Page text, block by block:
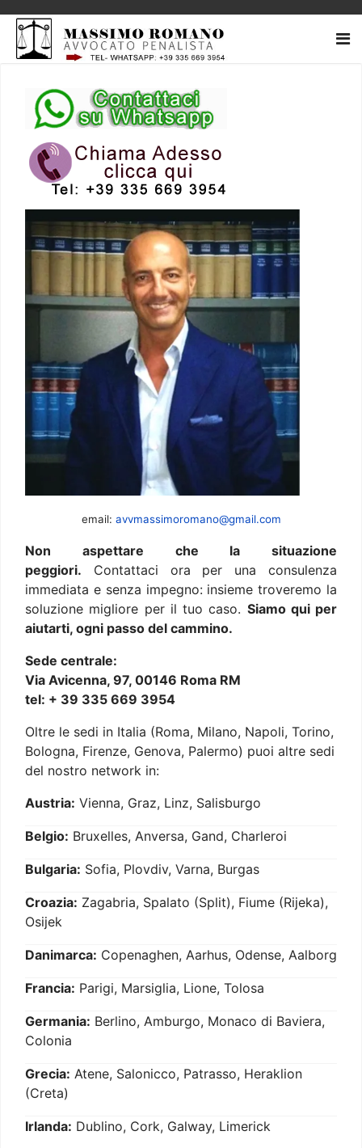
email: avvmassimoromano@gmail.com
Non aspettare che la situazione
peggiori. Contattaci ora per una consulenza
immediata e senza impegno: insieme troveremo la
soluzione migliore per il tuo caso. Siamo qui per
aiutarti, ogni passo del cammino.
Sede centrale:
Via Avicenna, 97, 00146 Roma RM
tel: + 39 335 669 3954
Oltre le sedi in Italia (Roma, Milano, Napoli, Torino,
Bologna, Firenze, Genova, Palermo) puoi altre sedi
del nostro network in:
Austria: Vienna, Graz, Linz, Salisburgo
Belgio: Bruxelles, Anversa, Gand, Charleroi
Bulgaria: Sofia, Plovdiv, Varna, Burgas
Croazia: Zagabria, Spalato (Split), Fiume (Rijeka),
Osijek
Danimarca: Copenaghen, Aarhus, Odense, Aalborg
Francia: Parigi, Marsiglia, Lione, Tolosa
Germania: Berlino, Amburgo, Monaco di Baviera,
Colonia
Grecia: Atene, Salonicco, Patrasso, Heraklion
(Creta)
Irlanda: Dublino, Cork, Galway, Limerick